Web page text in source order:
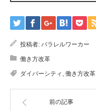
投稿者: パラレルワーカー
働き方改革
ダイバーシティ 働き方改革
前の記事